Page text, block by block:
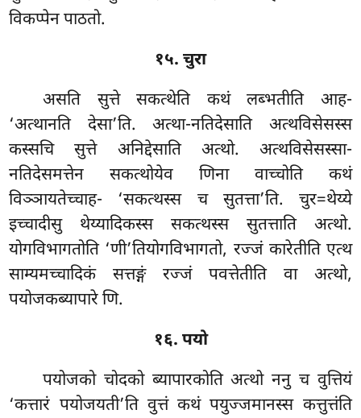
विकप्पेन पाठतो.
१५. चुरा
असति सुत्ते सकत्थेति कथं लब्भतीति आह-
‘अत्थानति देसा’ति. अत्था-नतिदेसाति अत्थविसेसस्स
कस्सचि सुत्ते अनिद्देसाति अत्थो. अत्थविसेसस्सा-
नतिदेसमत्तेन सकत्थोयेव णिना वाच्चोति कथं
विञ्ञायतेच्चाह- ‘सकत्थस्स च सुतत्ता’ति. चुर=थेय्ये
इच्चादीसु थेय्यादिकस्स सकत्थस्स सुतत्ताति अत्थो.
योगविभागतोति ‘णी’तियोगविभागतो, रज्जं कारेतीति एत्थ
साम्यमच्चादिकं सत्तङ्गं रज्जं पवत्तेतीति वा अत्थो,
पयोजकब्यापारे णि.
१६. पयो
पयोजको चोदको ब्यापारकोति अत्थो ननु च वुत्तियं
‘कत्तारं पयोजयती’ति वुत्तं कथं पयुज्जमानस्स कत्तुत्तंति